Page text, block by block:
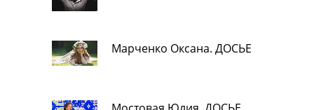
Марченко Оксана. ДОСЬЕ